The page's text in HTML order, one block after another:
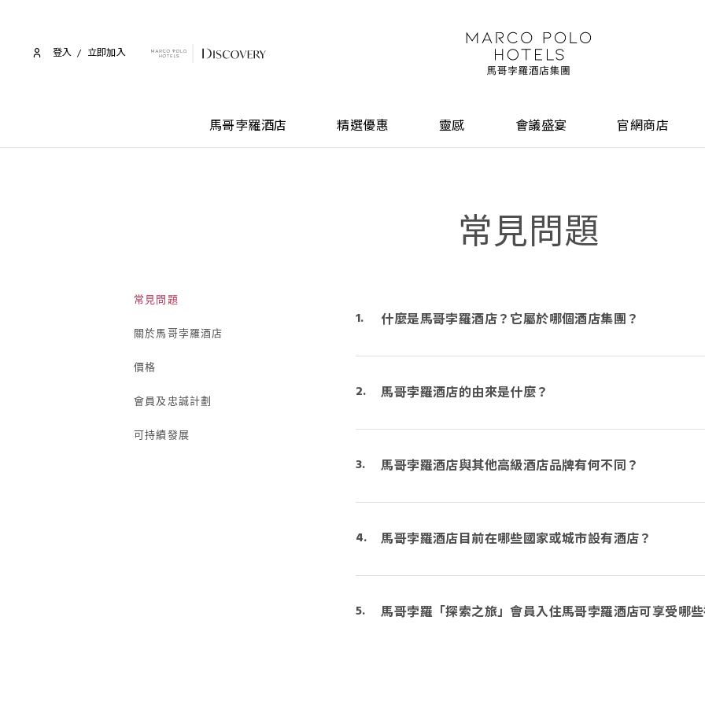
登入 / 立即加入​
馬哥孛羅酒店 精選優惠 靈感 會議盛宴 官網商店
常見問題
常見問題
關於馬哥孛羅酒店
價格
會員及忠誠計劃
可持續發展
什麼是馬哥孛羅酒店？它屬於哪個酒店集團？
馬哥孛羅酒店的由來是什麼？
馬哥孛羅酒店與其他高級酒店品牌有何不同？
馬哥孛羅酒店目前在哪些國家或城市設有酒店？
馬哥孛羅「探索之旅」會員入住馬哥孛羅酒店可享受哪